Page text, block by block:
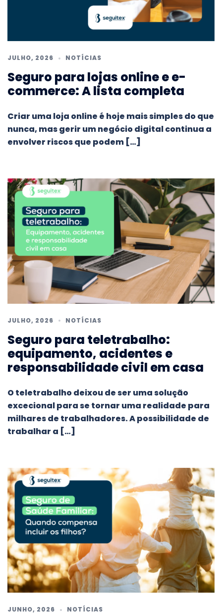
JULHO, 2026 NOTÍCIAS
Seguro para lojas online e e-
commerce: A lista completa
Criar uma loja online é hoje mais simples do que
nunca, mas gerir um negócio digital continua a
envolver riscos que podem […]
JULHO, 2026 NOTÍCIAS
Seguro para teletrabalho:
equipamento, acidentes e
responsabilidade civil em casa
O teletrabalho deixou de ser uma solução
excecional para se tornar uma realidade para
milhares de trabalhadores. A possibilidade de
trabalhar a […]
JUNHO, 2026 NOTÍCIAS